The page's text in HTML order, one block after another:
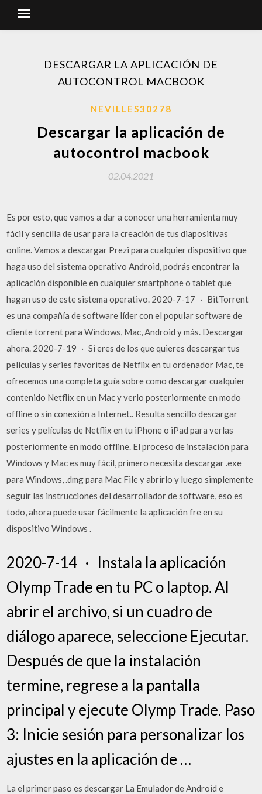
DESCARGAR LA APLICACIÓN DE
AUTOCONTROL MACBOOK
NEVILLES30278
Descargar la aplicación de
autocontrol macbook
02.04.2021
Es por esto, que vamos a dar a conocer una herramienta muy
fácil y sencilla de usar para la creación de tus diapositivas
online. Vamos a descargar Prezi para cualquier dispositivo que
haga uso del sistema operativo Android, podrás encontrar la
aplicación disponible en cualquier smartphone o tablet que
hagan uso de este sistema operativo. 2020-7-17 · BitTorrent
es una compañía de software líder con el popular software de
cliente torrent para Windows, Mac, Android y más. Descargar
ahora. 2020-7-19 · Si eres de los que quieres descargar tus
películas y series favoritas de Netflix en tu ordenador Mac, te
ofrecemos una completa guía sobre como descargar cualquier
contenido Netflix en un Mac y verlo posteriormente en modo
offline o sin conexión a Internet.. Resulta sencillo descargar
series y películas de Netflix en tu iPhone o iPad para verlas
posteriormente en modo offline. El proceso de instalación para
Windows y Mac es muy fácil, primero necesita descargar .exe
para Windows, .dmg para Mac File y abrirlo y luego simplemente
seguir las instrucciones del desarrollador de software, eso es
todo, ahora puede usar fácilmente la aplicación fre en su
dispositivo Windows .
2020-7-14 · Instala la aplicación
Olymp Trade en tu PC o laptop. Al
abrir el archivo, si un cuadro de
diálogo aparece, seleccione Ejecutar.
Después de que la instalación
termine, regrese a la pantalla
principal y ejecute Olymp Trade. Paso
3: Inicie sesión para personalizar los
ajustes en la aplicación de …
La el primer paso es descargar La Emulador de Android e